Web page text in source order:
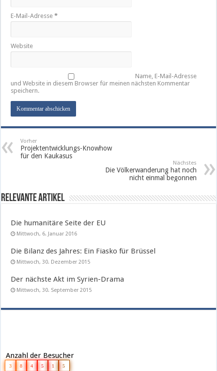
E-Mail-Adresse*
Website
Name, E-Mail-Adresse
und Website in diesem Browser für meinen nächsten Kommentar
speichern.
Vorher
Projektentwicklungs-Knowhow
für den Kaukasus
Nächstes
Die Völkerwanderung hat noch
nicht einmal begonnen
Relevante Artikel
Die humanitäre Seite der EU
Mittwoch, 6. Januar 2016
Die Bilanz des Jahres: Ein Fiasko für Brüssel
Mittwoch, 30. Dezember 2015
Der nächste Akt im Syrien-Drama
Mittwoch, 30. September 2015
Anzahl der Besucher
3 8 4 5 1 5